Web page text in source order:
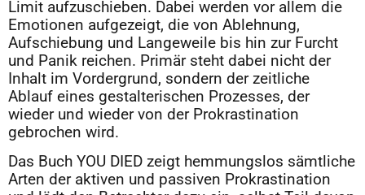
Limit aufzuschieben. Dabei werden vor allem die
Emotionen aufgezeigt, die von Ablehnung,
Aufschiebung und Langeweile bis hin zur Furcht
und Panik reichen. Primär steht dabei nicht der
Inhalt im Vordergrund, sondern der zeitliche
Ablauf eines gestalterischen Prozesses, der
wieder und wieder von der Prokrastination
gebrochen wird.
Das Buch YOU DIED zeigt hemmungslos sämtliche
Arten der aktiven und passiven Prokrastination